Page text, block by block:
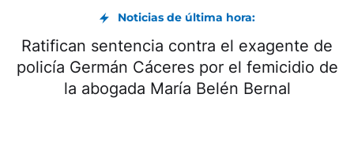
Noticias de última hora:
Ratifican sentencia contra el exagente de
policía Germán Cáceres por el femicidio de
la abogada María Belén Bernal